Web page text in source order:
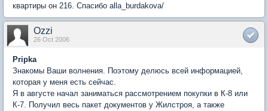
квартиры он 216. Спасибо alla_burdakova/
Ozzi
26 Oct 2006
Pripka
Знакомы Ваши волнения. Поэтому делюсь всей информацией,
которая у меня есть сейчас.
Я в августе начал заниматься рассмотрением покупки в К-8 или
К-7. Получил весь пакет документов у Жилстроя, а также